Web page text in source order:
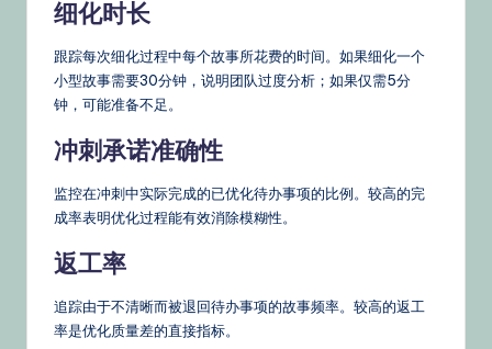
细化时长
跟踪每次细化过程中每个故事所花费的时间。如果细化一个
小型故事需要30分钟，说明团队过度分析；如果仅需5分
钟，可能准备不足。
冲刺承诺准确性
监控在冲刺中实际完成的已优化待办事项的比例。较高的完
成率表明优化过程能有效消除模糊性。
返工率
追踪由于不清晰而被退回待办事项的故事频率。较高的返工
率是优化质量差的直接指标。